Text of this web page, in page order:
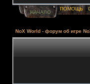
НАЧАЛО
ПОМОЩЬ
NoX World - форум об игре